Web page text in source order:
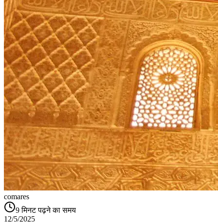
comares
9 मिनट पढ़ने का समय
12/5/2025